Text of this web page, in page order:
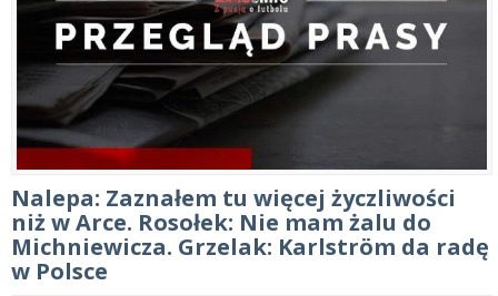
Nalepa: Zaznałem tu więcej życzliwości
niż w Arce. Rosołek: Nie mam żalu do
Michniewicza. Grzelak: Karlström da radę
w Polsce